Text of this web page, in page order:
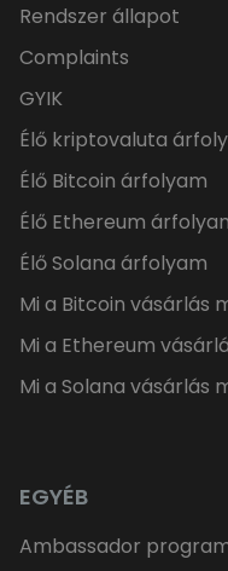
Rendszer állapot
Complaints
GYIK
Élő kriptovaluta
Élő Bitcoin árfolyam
Élő Ethereum
Élő Solana árfolyam
Mi a Bitcoin vásárlás
Mi a Ethereum
Mi a Solana vásárlás
EGYÉB
Ambassador